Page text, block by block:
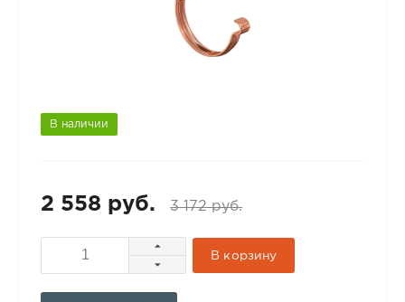
В наличии
2 558 руб. 3 172 руб.
В корзину